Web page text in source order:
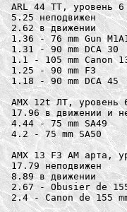
ARL 44 ТТ, уровень 6
5.25 неподвижен
2.62 в движении
1.36 - 76 mm Gun
1.31 - 90 mm DCA 30
1.1 - 105 mm Canon
1.25 - 90 mm F3
1.18 - 90 mm DCA 45
AMX 12t ЛТ, уровень
17.96 в движении и
4.44 - 75 mm SA49
4.2 - 75 mm SA50
AMX 13 F3 AM арта,
17.79 неподвижен
8.89 в движении
2.67 - Obusier de
2.4 - Canon de 155